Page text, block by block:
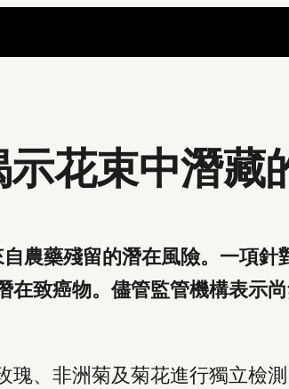
花束中潛藏
農藥殘留的潛在風險。一項針
致癌物。儘管監管機構表示
、非洲菊及菊花進行獨立檢